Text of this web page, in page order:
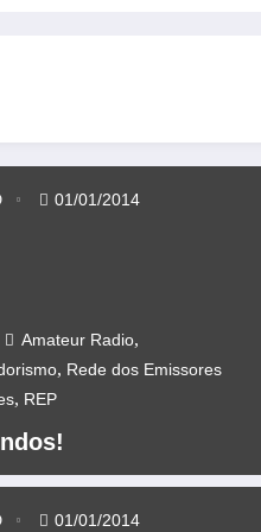
da Ponte 25 abril – CR60A
Amateur Radio,
, Rede dos Emissores
, REP
01/01/2014
01/01/2014